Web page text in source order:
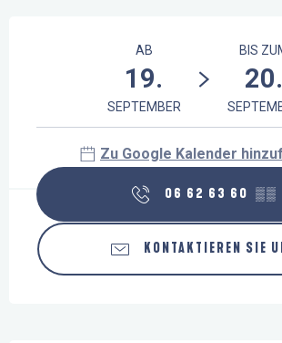
AB
19.
SEPTEMBER
BIS
20.
Zu Google Kalender
06 62 63 60 ▒▒
KONTAKTIEREN SIE